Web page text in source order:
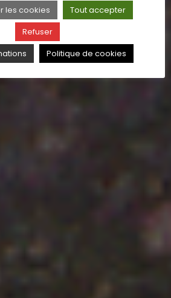
les cookies
Tout accepter
Refuser
Politique de cookies